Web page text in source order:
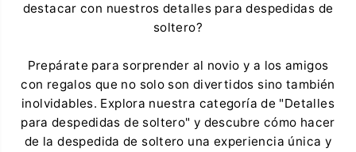
destacar con nuestros detalles para despedidas de
soltero?
Prepárate para sorprender al novio y a los amigos
con regalos que no solo son divertidos sino también
inolvidables. Explora nuestra categoría de "Detalles
para despedidas de soltero" y descubre cómo hacer
de la despedida de soltero una experiencia única y